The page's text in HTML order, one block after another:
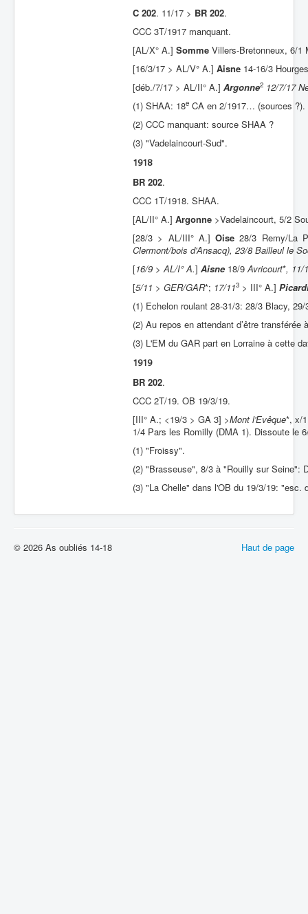
C 202. 11/17 > BR 202.
CCC 3T/1917 manquant.
[AL/X° A.] Somme Villers-Bretonneux, 6/1
[16/3/17 > AL/V° A.] Aisne 14-16/3
[déb./7/17 > AL/II° A.] Argonne2 12/7/17
(1) SHAA: 18e CA en 2/1917… (sources ?).
(2) CCC manquant: source SHAA ?
(3) "Vadelaincourt-Sud".
1918
BR 202.
CCC 1T/1918. SHAA.
[AL/II° A.] Argonne >Vadelaincourt, 5/2
[28/3 > AL/III° A.]Oise 28/3 Remy/La
Clermont/bois d'Ansacq), 23/8 Bailleul le
[16/9 > AL/I° A.] Aisne 18/9Avricourt*, 11/
[5/11 > GER/GAR*; 17/113 > III° A.]
(1) Echelon roulant 28-31/3: 28/3 Blacy,
(2) Au repos en attendant d’être transférée
(3) L'EM du GAR part en Lorraine à cette
1919
BR 202.
CCC 2T/19. OB 19/3/19.
[III° A.; <19/3 > GA 3] >Mont l'Evêque*, x/
1/4 Pars les Romilly (DMA 1). Dissoute le
(1) "Froissy".
(2) "Brasseuse", 8/3 à "Rouilly sur Seine":
(3) "La Chelle" dans l'OB du 19/3/19: "esc.
Haut de page
© 2026 As oubliés 14-18